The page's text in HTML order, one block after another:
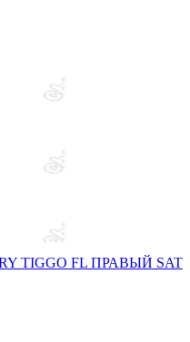
TIGGO FL ПРАВЫЙ SAT